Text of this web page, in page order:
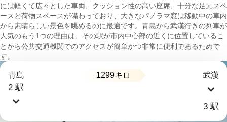
には軽くて広々とした車両、クッション性の高い座席、十分な足元スペ
ースと荷物スペースが備わっており、大きなパノラマ窓は移動中の車内
から素晴らしい景色を眺めるのに最適です。青島から武漢行きの列車が
人気のもう1つの理由は、その駅が市内中心部の近くに位置しているこ
とから公共交通機関でのアクセスが簡単かつ非常に便利であるためで
す。
青島 1299キロ 武漢
2 駅
3 駅